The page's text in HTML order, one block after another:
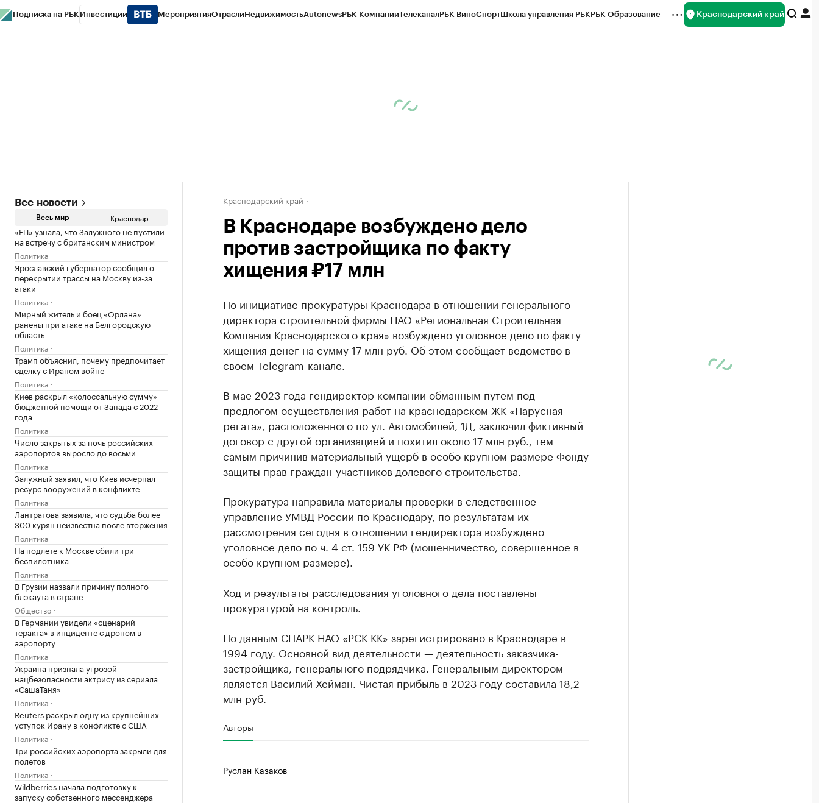
Подписка на РБК Инвестиции МероприятияОтраслиНедвижимостьAutonewsРБК КомпанииТелеканалРБК ВиноСпортШкола управления РБКРБК Образование Краснодарский край
Все новости
Весь мир Краснодар
«ЕП» узнала, что Залужного не пустили
на встречу с британским министром
Политика
Ярославский губернатор сообщил о
перекрытии трассы на Москву из-за
атаки
Политика
Мирный житель и боец «Орлана»
ранены при атаке на Белгородскую
область
Политика
Трамп объяснил, почему предпочитает
сделку с Ираном войне
Политика
Киев раскрыл «колоссальную сумму»
бюджетной помощи от Запада с 2022
года
Политика
Число закрытых за ночь российских
аэропортов выросло до восьми
Политика
Залужный заявил, что Киев исчерпал
ресурс вооружений в конфликте
Политика
Лантратова заявила, что судьба более
300 курян неизвестна после вторжения
Политика
На подлете к Москве сбили три
беспилотника
Политика
В Грузии назвали причину полного
блэкаута в стране
Общество
В Германии увидели «сценарий
теракта» в инциденте с дроном в
аэропорту
Политика
Украина признала угрозой
нацбезопасности актрису из сериала
«СашаТаня»
Политика
Reuters раскрыл одну из крупнейших
уступок Ирану в конфликте с США
Политика
Три российских аэропорта закрыли для
полетов
Политика
Wildberries начала подготовку к
запуску собственного мессенджера
Краснодарский край
В Краснодаре возбуждено дело
против застройщика по факту
хищения ₽17 млн
По инициативе прокуратуры Краснодара в отношении генерального
директора строительной фирмы НАО «Региональная Строительная
Компания Краснодарского края» возбуждено уголовное дело по факту
хищения денег на сумму 17 млн руб. Об этом сообщает ведомство в
своем Telegram-канале.
В мае 2023 года гендиректор компании обманным путем под
предлогом осуществления работ на краснодарском ЖК «Парусная
регата», расположенного по ул. Автомобилей, 1Д, заключил фиктивный
договор с другой организацией и похитил около 17 млн руб., тем
самым причинив материальный ущерб в особо крупном размере Фонду
защиты прав граждан-участников долевого строительства.
Прокуратура направила материалы проверки в следственное
управление УМВД России по Краснодару, по результатам их
рассмотрения сегодня в отношении гендиректора возбуждено
уголовное дело по ч. 4 ст. 159 УК РФ (мошенничество, совершенное в
особо крупном размере).
Ход и результаты расследования уголовного дела поставлены
прокуратурой на контроль.
По данным СПАРК НАО «РСК КК» зарегистрировано в Краснодаре в
1994 году. Основной вид деятельности — деятельность заказчика-
застройщика, генерального подрядчика. Генеральным директором
является Василий Хейман. Чистая прибыль в 2023 году составила 18,2
млн руб.
Авторы
Руслан Казаков